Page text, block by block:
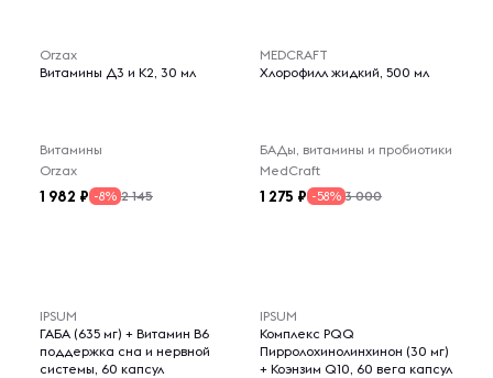
Orzax
Витамины Д3 и К2, 30 мл
Витамины
Orzax
1 982 -8% 2 145
MEDCRAFT
Хлорофилл жидкий, 500 мл
БАДы, витамины и пробиотики
MedCraft
1 275 -58% 3 000
IPSUM
ГАБА (635 мг) + Витамин B6
поддержка сна и нервной
системы, 60 капсул
IPSUM
Комплекс PQQ
Пирролохинолинхинон (30 мг)
+ Коэнзим Q10, 60 вега капсул